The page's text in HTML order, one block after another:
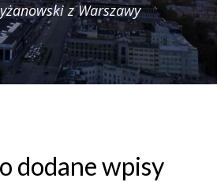
z Warszawy
dodane wpisy